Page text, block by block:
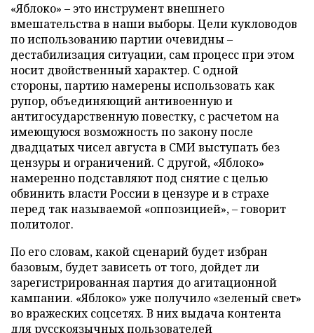
«Яблоко» – это инструмент внешнего
вмешательства в наши выборы. Цели кукловодов
по использованию партии очевидны –
дестабилизация ситуации, сам процесс при этом
носит двойственный характер. С одной
стороны, партию намерены использовать как
рупор, объединяющий антивоенную и
антигосударственную повестку, с расчетом на
имеющуюся возможность по закону после
двадцатых чисел августа в СМИ выступать без
цензуры и ограничений. С другой, «Яблоко»
намеренно подставляют под снятие с целью
обвинить власти России в цензуре и в страхе
перед так называемой «оппозицией», – говорит
политолог.
По его словам, какой сценарий будет избран
базовым, будет зависеть от того, дойдет ли
зарегистрированная партия до агитационной
кампании. «Яблоко» уже получило «зеленый свет»
во вражеских соцсетях. В них выдача контента
для русскоязычных пользователей